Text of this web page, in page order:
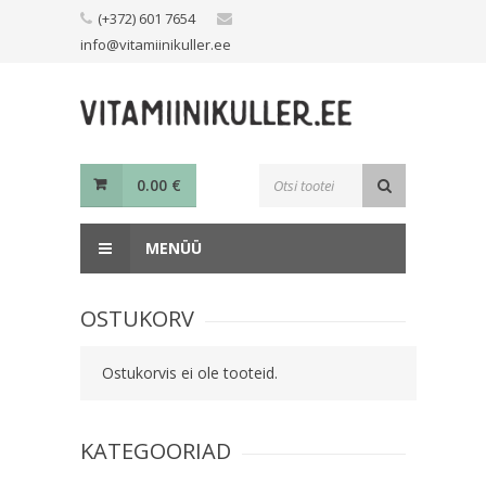
(+372) 601 7654
info@vitamiinikuller.ee
0.00 €
MENÜÜ
OSTUKORV
Ostukorvis ei ole tooteid.
KATEGOORIAD